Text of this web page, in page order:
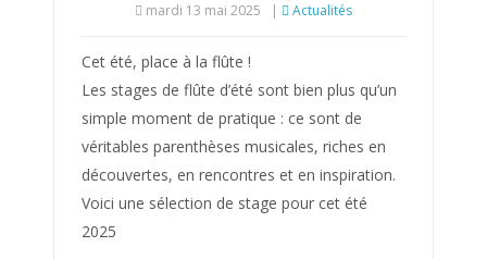
mardi 13 mai 2025 | Actualités
Cet été, place à la flûte !
Les stages de flûte d’été sont bien plus qu’un
simple moment de pratique : ce sont de
véritables parenthèses musicales, riches en
découvertes, en rencontres et en inspiration.
Voici une sélection de stage pour cet été
2025